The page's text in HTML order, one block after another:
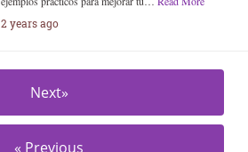
2 years ago
Next»
« Previous